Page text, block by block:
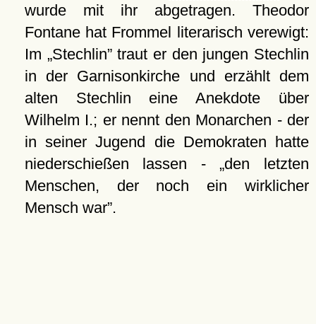
wurde mit ihr abgetragen. Theodor
Fontane hat Frommel literarisch verewigt:
Im
Stechlin traut er den jungen Stechlin
in der Garnisonkirche und erzählt dem
alten Stechlin eine Anekdote über
Wilhelm I.; er nennt den Monarchen - der
in seiner Jugend die Demokraten hatte
niederschießen lassen - den letzten
Menschen, der noch ein wirklicher
Mensch war .